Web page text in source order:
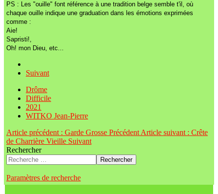
PS : Les "ouille" font référence à une tradition belge semble t'il, où
chaque ouille indique une graduation dans les émotions exprimées
comme :
Aie!
Sapristi!,
Oh! mon Dieu, etc...
Suivant
Drôme
Difficile
2021
WITKO Jean-Pierre
Article précédent : Garde Grosse Précédent Article suivant : Crête
de Charrière Vieille Suivant
Rechercher
Rechercher
Paramètres de recherche